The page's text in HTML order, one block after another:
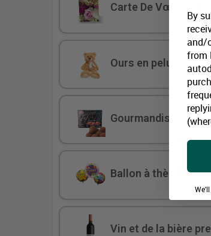
Carte De Vœux
Ours en peluche
Gourmandises
Ballon à thème
Vin et de la bière
By
and/
from